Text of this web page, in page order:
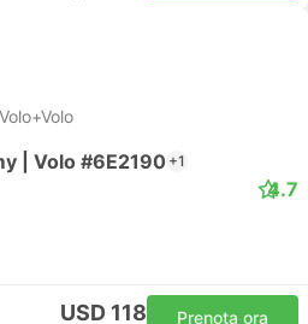
| Volo #6E2190+1
4.7
USD 118 Prenota ora